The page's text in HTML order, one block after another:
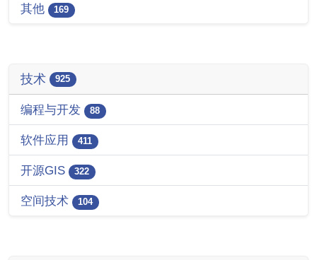
其他 169
技术 925
编程与开发 88
软件应用 411
开源GIS 322
空间技术 104